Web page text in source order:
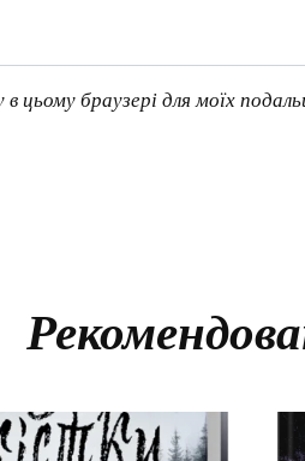
цьому браузері для моїх